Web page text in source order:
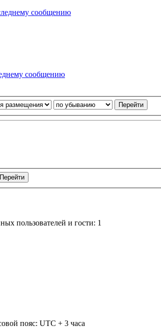
пользователей и гости: 1
пояс: UTC + 3 часа